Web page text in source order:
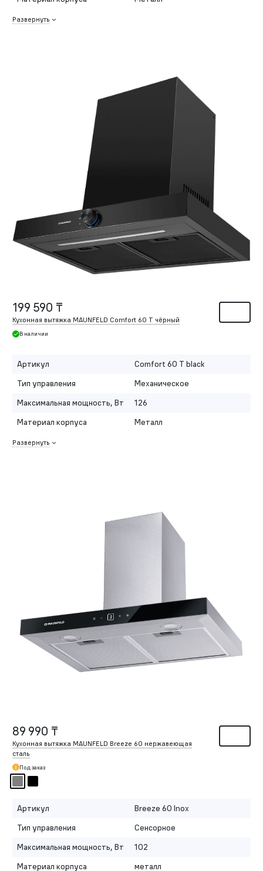
Развернуть
199 590 ₸
Кухонная вытяжка MAUNFELD Comfort 60 T чёрный
В наличии
Артикул
Comfort 60 T black
Тип управления
Механическое
Максимальная мощность, Вт
126
Материал корпуса
Металл
Развернуть
89 990 ₸
Кухонная вытяжка MAUNFELD Breeze 60 нержавеющая
сталь
Под заказ
Артикул
Breeze 60 Inox
Тип управления
Сенсорное
Максимальная мощность, Вт
102
Материал корпуса
металл